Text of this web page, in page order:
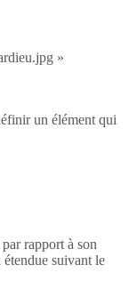
»
un élément qui
rapport à son
suivant le